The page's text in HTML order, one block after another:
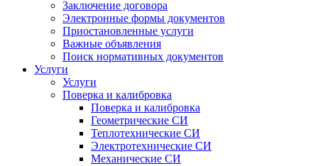
Заключение договора
Электронные формы документов
Приостановленные услуги
Важные объявления
Поиск нормативных документов
Услуги
Услуги
Поверка и калибровка
Поверка и калибровка
Геометрические СИ
Теплотехнические СИ
Электротехнические СИ
Механические СИ